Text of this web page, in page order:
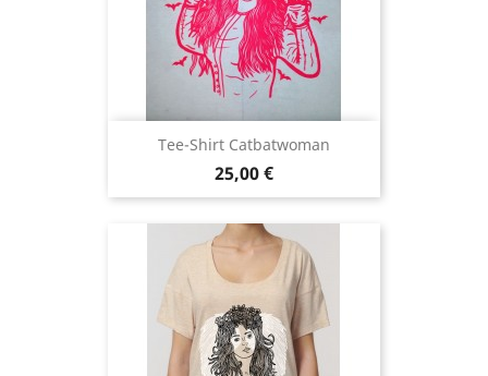
Tee-Shirt Catbatwoman
Prix
25,00 €